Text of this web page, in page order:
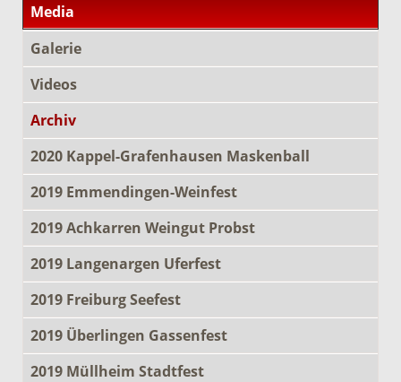
Media
Galerie
Videos
Archiv
2020 Kappel-Grafenhausen Maskenball
2019 Emmendingen-Weinfest
2019 Achkarren Weingut Probst
2019 Langenargen Uferfest
2019 Freiburg Seefest
2019 Überlingen Gassenfest
2019 Müllheim Stadtfest